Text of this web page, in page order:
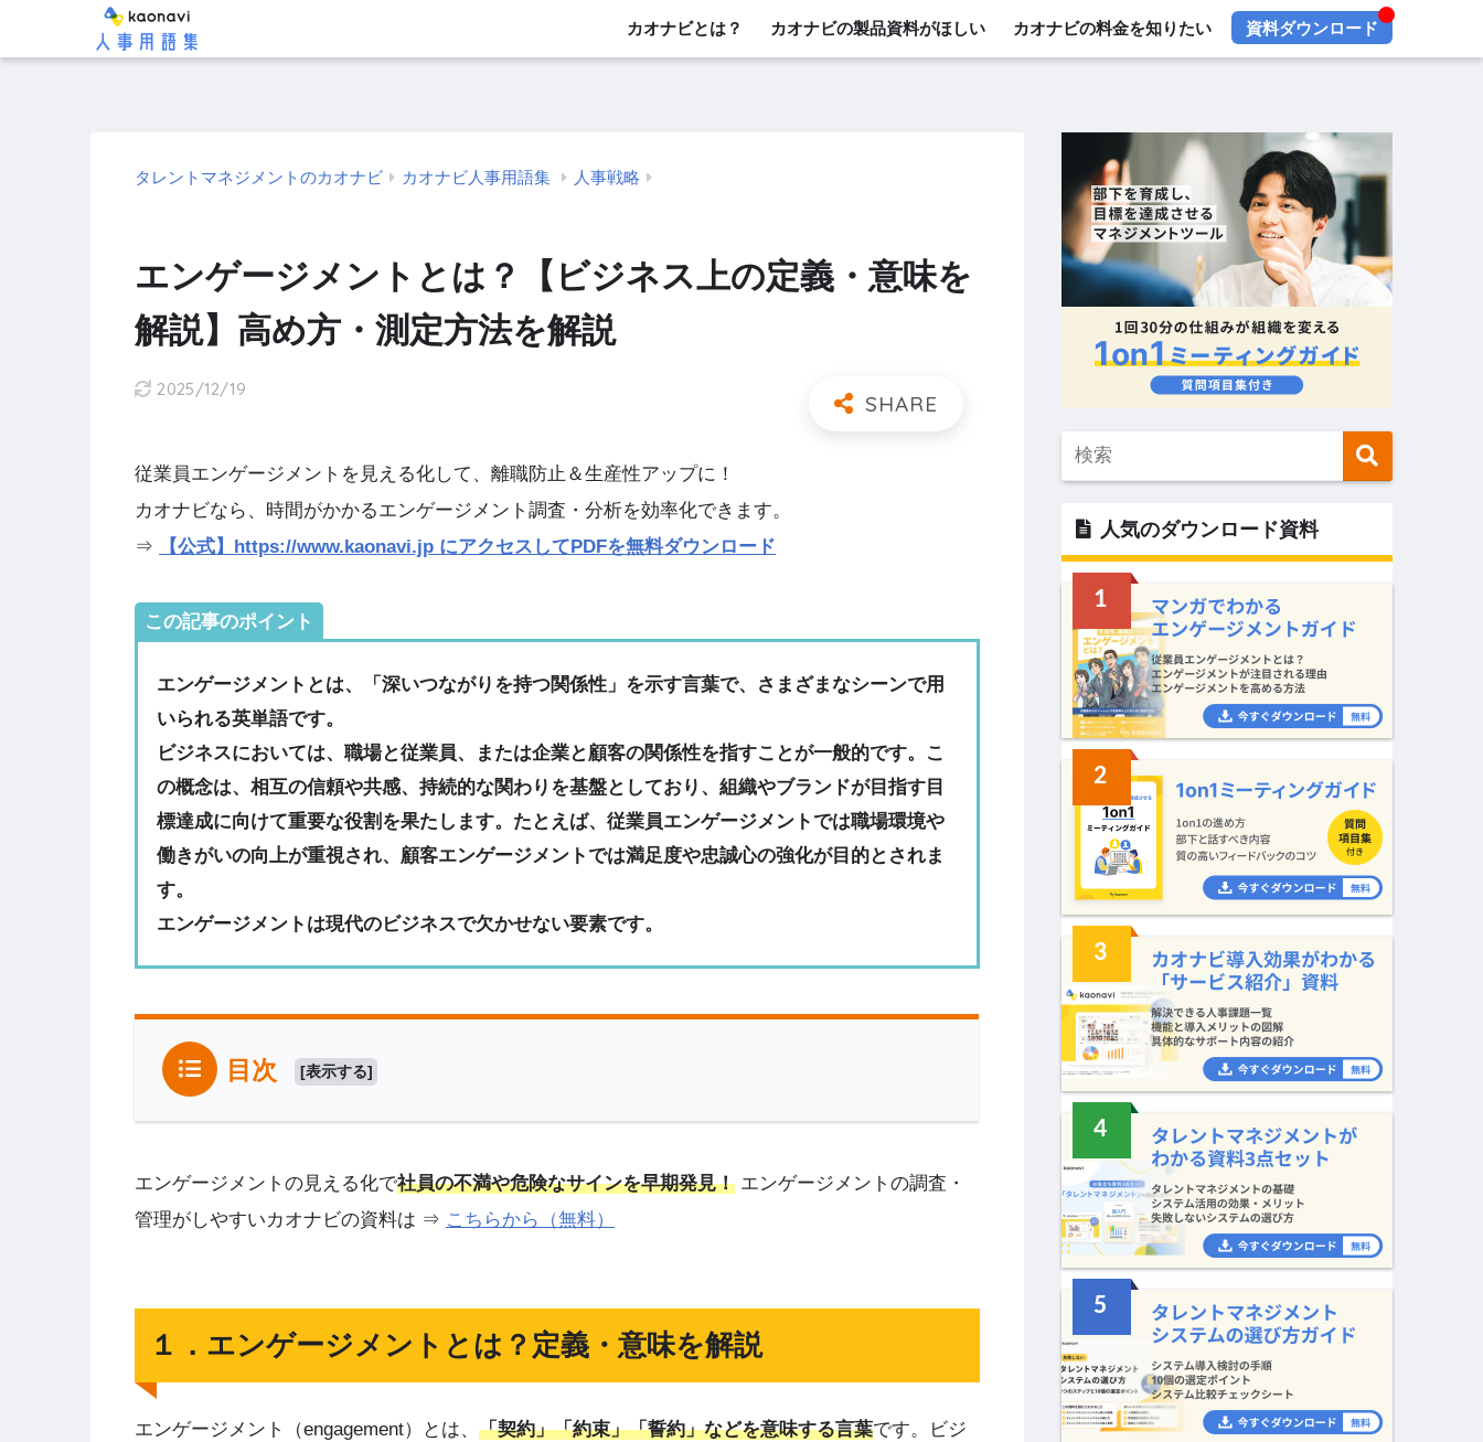
カオナビとは？ カオナビの製品資料がほしい カオナビの料金を知りたい 資料ダウンロード
タレントマネジメントのカオナビ カオナビ人事用語集 人事戦略
エンゲージメントとは？【ビジネス上の定義・意味を
解説】高め方・測定方法を解説
2025/12/19
従業員エンゲージメントを見える化して、離職防止＆生産性アップに！
カオナビなら、時間がかかるエンゲージメント調査・分析を効率化できます。
⇒
【公式】https://www.kaonavi.jp にアクセスしてPDFを無料ダウンロード
この記事のポイント
エンゲージメントとは、「深いつながりを持つ関係性」を示す言葉で、さまざまなシーンで用
いられる英単語です。
ビジネスにおいては、職場と従業員、または企業と顧客の関係性を指すことが一般的です。こ
の概念は、相互の信頼や共感、持続的な関わりを基盤としており、組織やブランドが目指す目
標達成に向けて重要な役割を果たします。たとえば、従業員エンゲージメントでは職場環境や
働きがいの向上が重視され、顧客エンゲージメントでは満足度や忠誠心の強化が目的とされま
す。
エンゲージメントは現代のビジネスで欠かせない要素です。
目次 [表示する]
エンゲージメントの見える化で社員の不満や危険なサインを早期発見！ エンゲージメントの調査・
管理がしやすいカオナビの資料は ⇒ こちらから（無料）
１．エンゲージメントとは？定義・意味を解説
エンゲージメント（engagement）とは、 「契約」「約束」「誓約」などを意味する言葉です。ビジ
人気のダウンロード資料